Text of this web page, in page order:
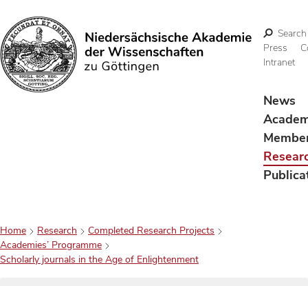
Search
Search
Press
Intranet
News
Home Research
Completed Research Projects
Academies’ Programme
Scholarly journals in the Age of Enlightenment